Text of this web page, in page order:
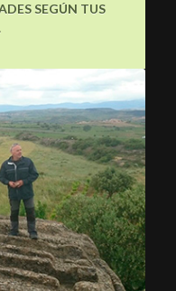
SEGÚN TUS